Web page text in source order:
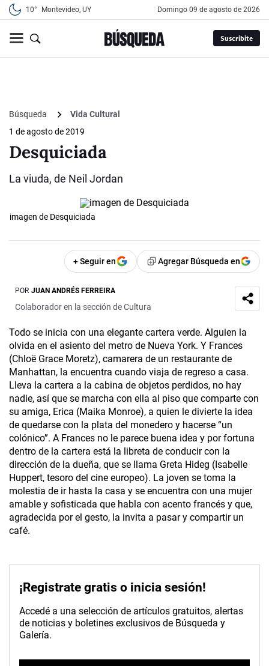
10° Montevideo, UY domingo 09 de agosto de 2026
Suscribite
Búsqueda
Vida Cultural
1 de agosto de 2019
Desquiciada
La viuda, de Neil Jordan
imagen de Desquiciada
+ Seguir en Agregar Búsqueda en
POR JUAN ANDRÉS FERREIRA
Colaborador en la sección de Cultura
Todo se inicia con una elegante cartera verde. Alguien la
olvida en el asiento del metro de Nueva York. Y Frances
(Chloë Grace Moretz), camarera de un restaurante de
Manhattan, la encuentra cuando viaja de regreso a casa.
Lleva la cartera a la cabina de objetos perdidos, no hay
nadie, así que se marcha con ella al piso que comparte con
su amiga, Erica (Maika Monroe), a quien le divierte la idea
de quedarse con la plata del monedero y hacerse “un
colónico”. A Frances no le parece buena idea y por fortuna
dentro de la cartera está la libreta de conducir con la
dirección de la dueña, que se llama Greta Hideg (Isabelle
Huppert, tesoro del cine europeo). La joven se toma la
molestia de ir hasta la casa y se encuentra con una mujer
amable y sofisticada que habla con acento francés y que,
agradecida por el gesto, la invita a pasar y compartir un
café.
¡Registrate gratis o inicia sesión!
Accedé a una selección de artículos gratuitos, alertas
de noticias y boletines exclusivos de Búsqueda y
Galería.